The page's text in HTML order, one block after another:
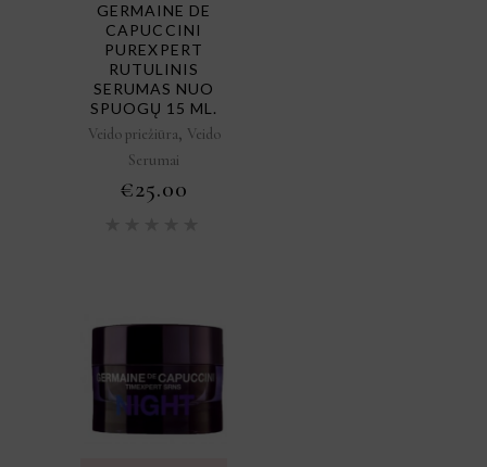
GERMAINE DE
CAPUCCINI
PUREXPERT
RUTULINIS
SERUMAS NUO
SPUOGŲ 15 ML.
Veido priežiūra, Veido
Serumai
€25.00